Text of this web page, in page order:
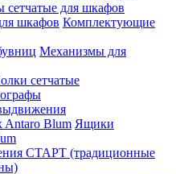
для шкафов
Комплектующие
Механизмы для
сетчатые
Ящики